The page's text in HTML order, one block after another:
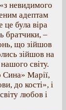
невидимого
адептам
це була віра
братчики, –
що зійшов
зійшов на
світу.
Сина» Марії,
до кості», і
любов і